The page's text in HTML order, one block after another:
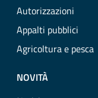
Autorizzazioni
Appalti pubblici
Agricoltura e pesca
NOVITÀ